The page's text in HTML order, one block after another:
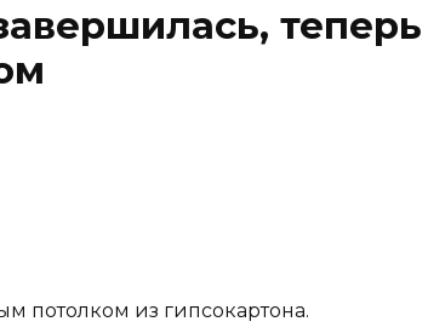
теперь
потолком из гипсокартона.